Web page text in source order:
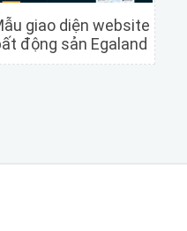
giao diện website
động sản Egaland